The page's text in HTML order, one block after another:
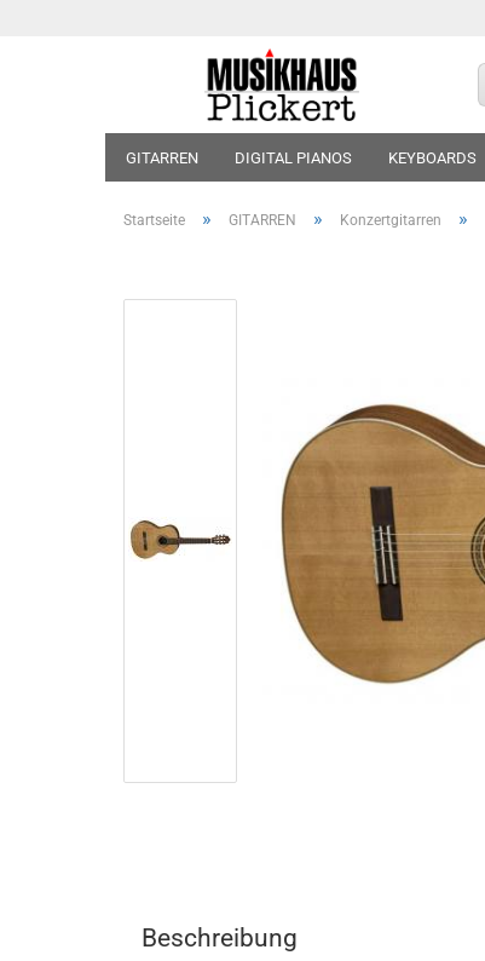
GITARREN DIGITAL PIANOS KEYBOARDS
Startseite » GITARREN » Konzertgitarren »
Beschreibung